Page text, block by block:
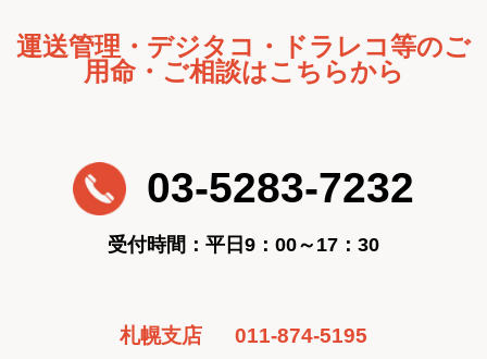
運送管理・デジタコ・ドラレコ等のご
用命・ご相談はこちらから
03-5283-7232
受付時間：平日9：00～17：30
札幌支店
011-874-5195